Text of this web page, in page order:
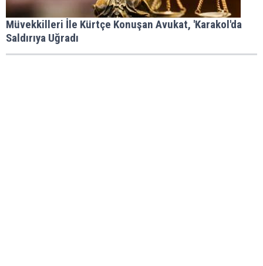
Müvekkilleri İle Kürtçe Konuşan Avukat, 'Karakol'da
Saldırıya Uğradı